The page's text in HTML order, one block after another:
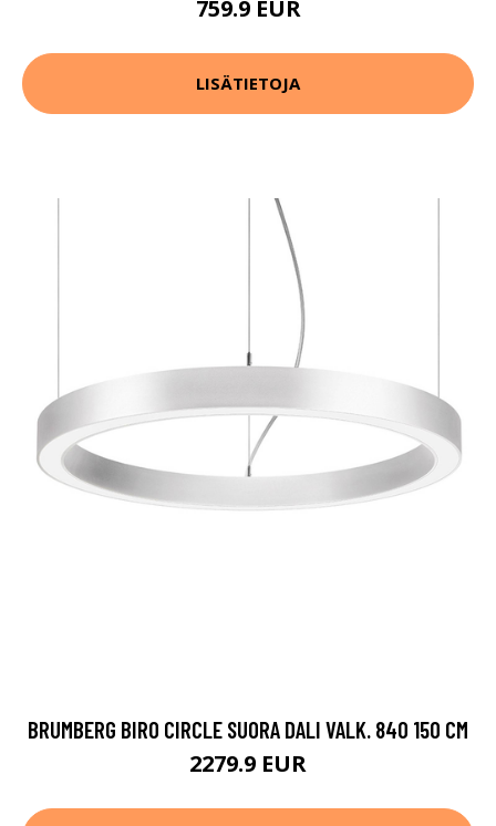
759.9 EUR
LISÄTIETOJA
BRUMBERG BIRO CIRCLE SUORA DALI VALK. 840 150 CM
2279.9 EUR